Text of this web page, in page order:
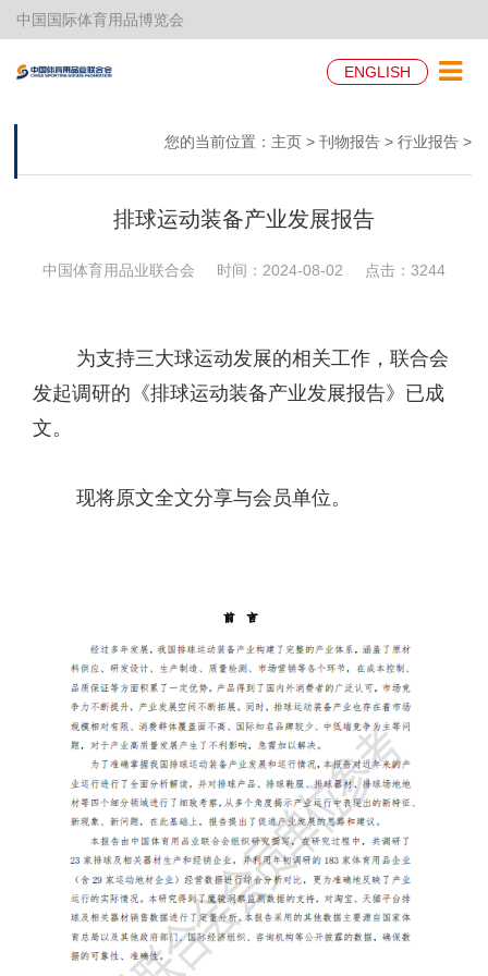
中国国际体育用品博览会
ENGLISH
您的当前位置： 主页 > 刊物报告 > 行业报告 >
排球运动装备产业发展报告
中国体育用品业联合会 时间：2024-08-02 点击： 3244
为支持三大球运动发展的相关工作，联合会
发起调研的《排球运动装备产业发展报告》已成
文。
现将原文全文分享与会员单位。